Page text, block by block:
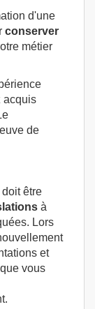
d'une
conserver
métier
acquis
de
être
à
Lors
et
vous